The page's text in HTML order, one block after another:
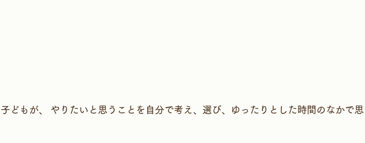
子どもが、 やりたいと思うことを自分で考え、選び、ゆったりとした時間のなかで思